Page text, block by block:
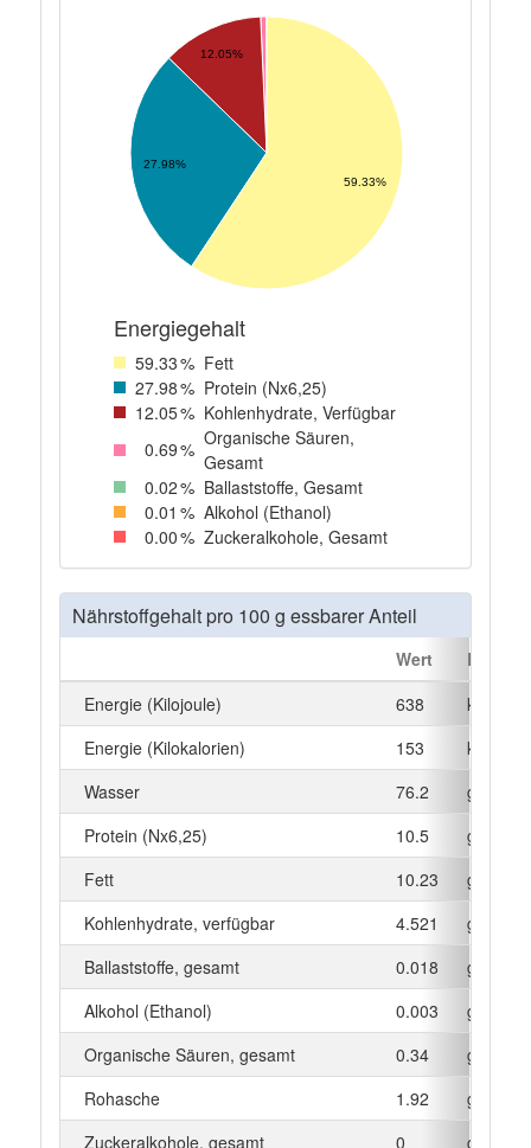
12.05%
27.98%
59.33%
Energiegehalt
59.33% Fett
27.98% Protein (Nx6,25)
12.05% Kohlenhydrate, Verfügbar
0.69% Organische Säuren,
Gesamt
0.02% Ballaststoffe, Gesamt
0.01 % Alkohol (Ethanol)
0.00% Zuckeralkohole, Gesamt
Nährstoffgehalt pro 100 g essbarer Anteil
Wert
Einheit
Energie (Kilojoule)
638
kJ
Energie (Kilokalorien)
153
kcal
Wasser
76.2
g
Protein (Nx6,25)
10.5
g
Fett
10.23
g
Kohlenhydrate, verfügbar
4.521
g
Ballaststoffe, gesamt
0.018
g
Alkohol (Ethanol)
0.003
g
Organische Säuren, gesamt
0.34
g
Rohasche
1.92
g
Zuckeralkohole, gesamt
0
g